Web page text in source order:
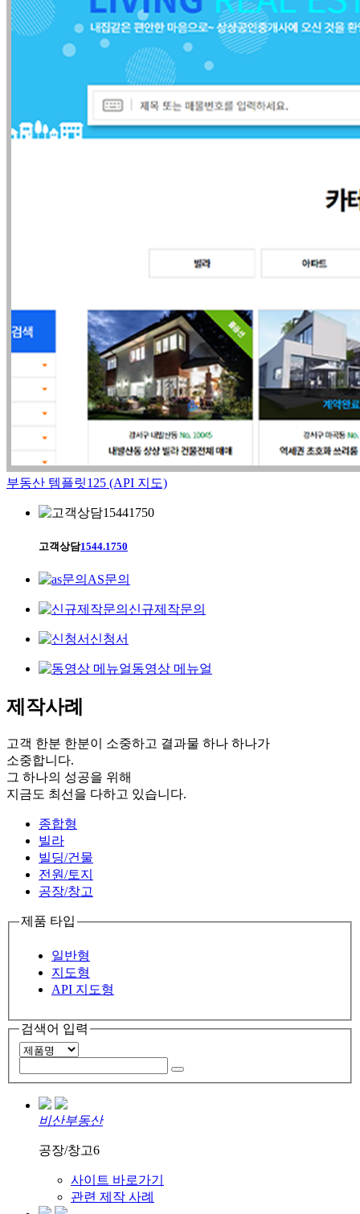
부동산 템플릿125 (API 지도)
고객상담1544.1750
AS문의
신규제작문의
신청서
동영상 메뉴얼
제작사례
고객 한분 한분이 소중하고 결과물 하나 하나가
소중합니다.
그 하나의 성공을 위해
지금도 최선을 다하고 있습니다.
종합형
빌라
빌딩/건물
전원/토지
공장/창고
제품 타입
일반형
지도형
API 지도형
검색어 입력
비산부동산
공장/창고6
사이트 바로가기
관련 제작 사례